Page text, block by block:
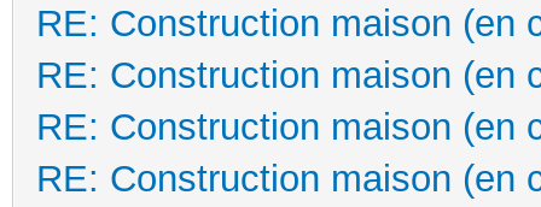
RE: Construction maison (en
RE: Construction maison (en
RE: Construction maison (en
RE: Construction maison (en